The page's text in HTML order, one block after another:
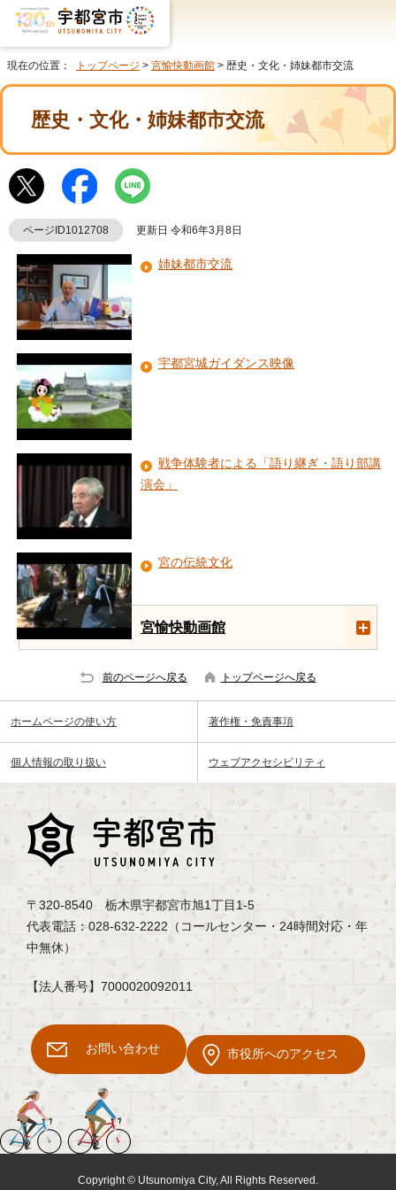
現在の位置： トップページ > 宮愉快動画館 > 歴史・文化・姉妹都市交流
歴史・文化・姉妹都市交流
ページID1012708 更新日 令和6年3月8日
姉妹都市交流
宇都宮城ガイダンス映像
戦争体験者による「語り継ぎ・語り部講
演会」
宮の伝統文化
宮愉快動画館
前のページへ戻る トップページへ戻る
ホームページの使い方 著作権・免責事項
個人情報の取り扱い ウェブアクセシビリティ
〒320-8540 栃木県宇都宮市旭1丁目1-5
代表電話：028-632-2222（コールセンター・24時間対応・年
中無休）
【法人番号】7000020092011
お問い合わせ 市役所へのアクセス
Copyright © Utsunomiya City, All Rights Reserved.